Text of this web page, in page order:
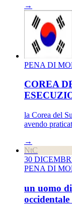
→
PENA DI
COREA
la Corea del
avendo
→
NtC
30
PENA DI
un uomo